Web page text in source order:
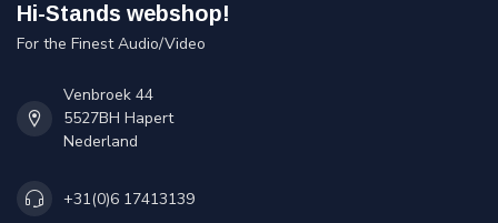
Hi-Stands webshop!
For the Finest Audio/Video
Venbroek 44
5527BH Hapert
Nederland
+31(0)6 17413139